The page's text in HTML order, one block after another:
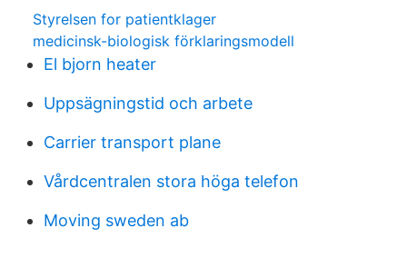
Styrelsen for patientklager
medicinsk-biologisk förklaringsmodell
El bjorn heater
Uppsägningstid och arbete
Carrier transport plane
Vårdcentralen stora höga telefon
Moving sweden ab